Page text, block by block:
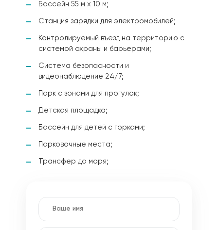
Бассейн 55 м х 10 м;
Станция зарядки для электромобилей;
Контролируемый въезд на территорию с
системой охраны и барьерами;
Система безопасности и
видеонаблюдение 24/7;
Парк с зонами для прогулок;
Детская площадка;
Бассейн для детей с горками;
Парковочные места;
Трансфер до моря;